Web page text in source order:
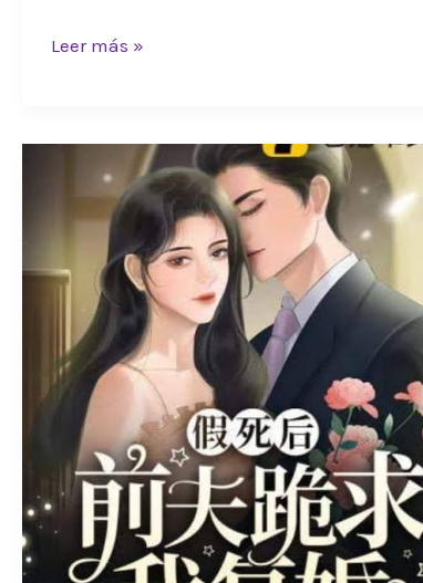
READEM
Leer más »